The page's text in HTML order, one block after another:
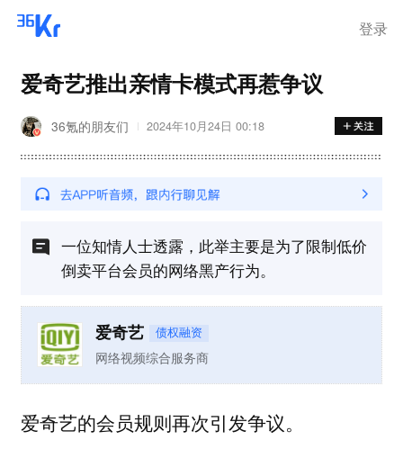
登录
爱奇艺推出亲情卡模式再惹争议
36氪的朋友们 2024年10月24日 00:18
一位知情人士透露，此举主要是为了限制低价
倒卖平台会员的网络黑产行为。
爱奇艺 债权融资
网络视频综合服务商
爱奇艺的会员规则再次引发争议。